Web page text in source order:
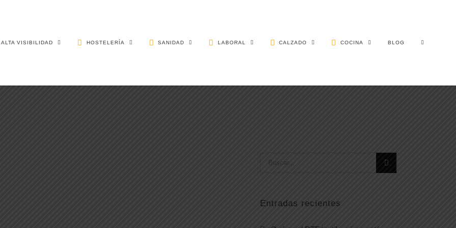
ALTA VISIBILIDAD HOSTELERÍA SANIDAD LABORAL CALZADO COCINA BLOG
Buscar:
Entradas recientes